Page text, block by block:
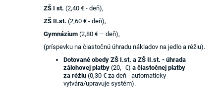
ZŠ I st.(2,40 € - deň),
ZŠ II.st.(2,60 € - deň),
Gymnázium(2,80 € – deň),
(príspevku na čiastočnú úhradu nákladov na jedlo a réžiu).
Dotované obedy ZŠ I.st. a ZŠ II.st. - úhrada
zálohovej platby(20,- €) a čiastočnej platby
za réžiu(0,30 € za deň - automaticky
vytvára/upravuje systém).